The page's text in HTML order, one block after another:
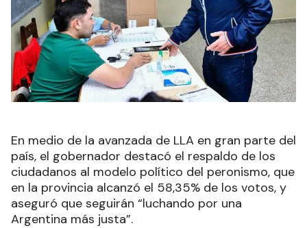
En medio de la avanzada de LLA en gran parte del
país, el gobernador destacó el respaldo de los
ciudadanos al modelo político del peronismo, que
en la provincia alcanzó el 58,35% de los votos, y
aseguró que seguirán “luchando por una
Argentina más justa”.